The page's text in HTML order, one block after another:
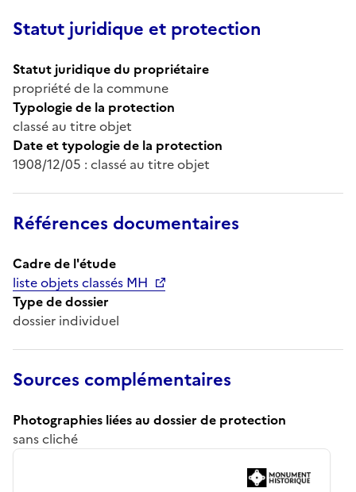
Statut juridique et protection
Statut juridique du propriétaire
propriété de la commune
Typologie de la protection
classé au titre objet
Date et typologie de la protection
1908/12/05 : classé au titre objet
Références documentaires
Cadre de l'étude
liste objets classés MH
Type de dossier
dossier individuel
Sources complémentaires
Photographies liées au dossier de protection
sans cliché